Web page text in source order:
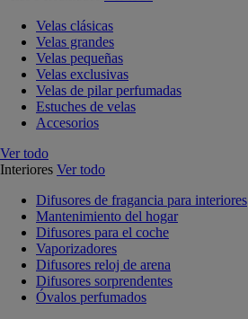
Velas clásicas
Velas grandes
Velas pequeñas
Velas exclusivas
Velas de pilar perfumadas
Estuches de velas
Accesorios
Ver todo
Interiores Ver todo
Difusores de fragancia para interiores
Mantenimiento del hogar
Difusores para el coche
Vaporizadores
Difusores reloj de arena
Difusores sorprendentes
Óvalos perfumados